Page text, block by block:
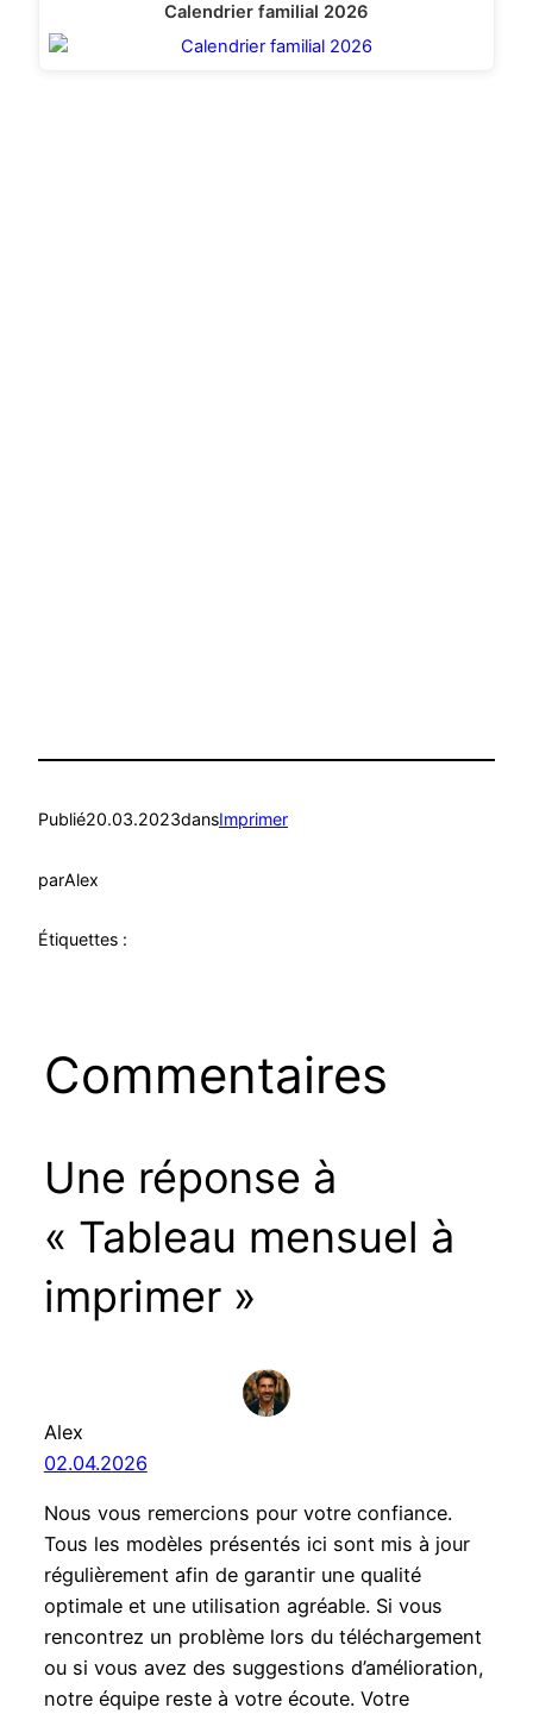
Calendrier familial 2026
Publié20.03.2023dansImprimer
parAlex
Étiquettes :
Commentaires
Une réponse à
« Tableau mensuel à
imprimer »
Alex
02.04.2026
Nous vous remercions pour votre confiance.
Tous les modèles présentés ici sont mis à jour
régulièrement afin de garantir une qualité
optimale et une utilisation agréable. Si vous
rencontrez un problème lors du téléchargement
ou si vous avez des suggestions d’amélioration,
notre équipe reste à votre écoute. Votre